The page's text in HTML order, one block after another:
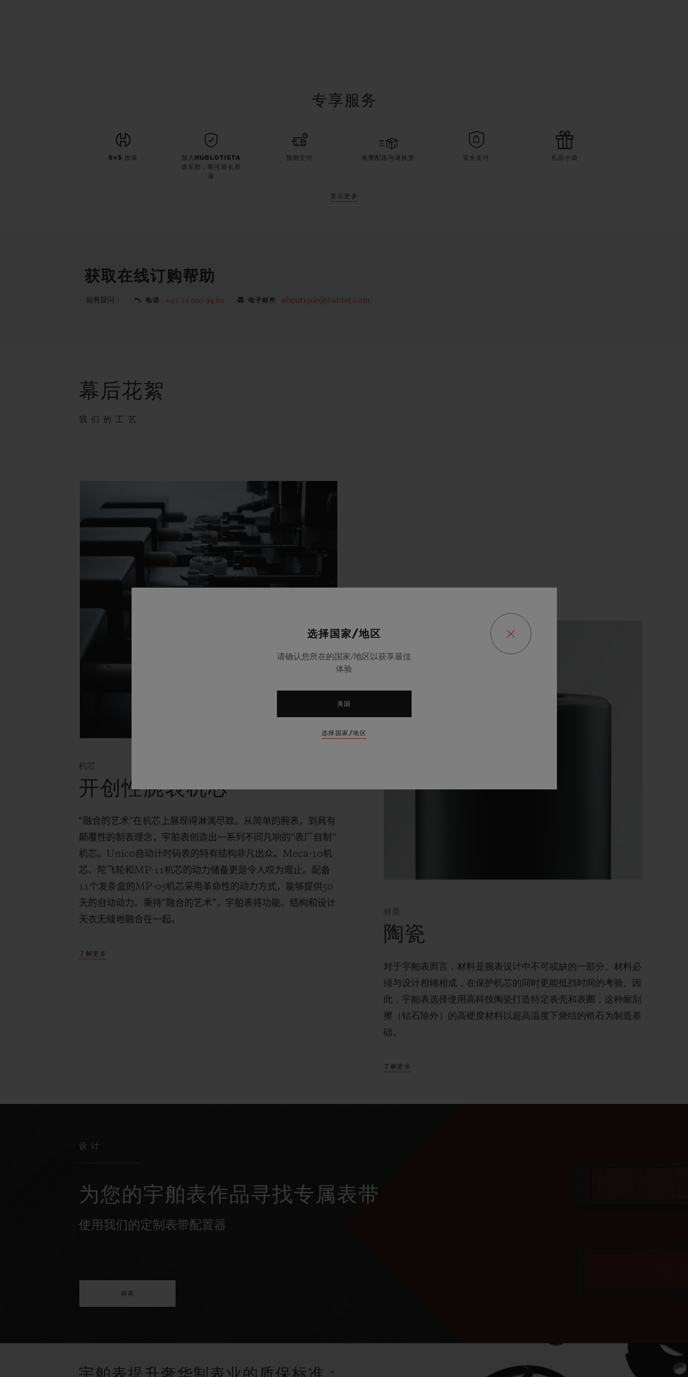
专享服务
5+5 质保
加入HUBLOTISTA
俱乐部，即可延长质
保
预期交付 免费配送与退换货 安全支付 礼品小袋
显示更多
获取在线订购帮助
如有疑问： 电话 +41 22 990 99 80 电子邮件 eboutique@hublot.com
幕后花絮
我们的工艺
机芯
开创性腕表机芯
“融合的艺术”在机芯上展现得淋漓尽致。从简单的腕表，到具有
颠覆性的制表理念，宇舶表创造出一系列不同凡响的“表厂自制”
机芯。 Unico 自动计时码表的特有结构非凡出众。 Meca-10机
芯、陀飞轮和 MP-11 机芯的动力储备更是令人叹为观止。配备
11 个发条盒的MP-05机芯采用革命性的动力方式，能够提供50
天的自动动力。秉持“融合的艺术”，宇舶表将功能、结构和设计
天衣无缝地融合在一起。
了解更多
材质
陶瓷
对于宇舶表而言，材料是腕表设计中不可或缺的一部分。材料必
须与设计相辅相成，在保护机芯的同时更能抵挡时间的考验。因
此，宇舶表选择使用高科技陶瓷打造特定表壳和表圈，这种耐刮
擦（钻石除外）的高硬度材料以超高温度下烧结的锆石为制造基
础。
了解更多
设计
为您的宇舶表作品寻找专属表带
使用我们的定制表带配置器
探索
选择国家/地区
请确认您所在的国家/地区以获享最佳
体验
美国
选择国家/地区